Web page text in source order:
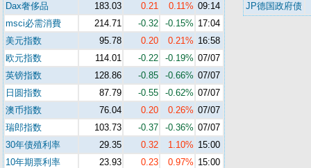
Dax奢侈品
183.03 0.21 0.11% 09:14
msci必需消費
214.71 -0.32 -0.15% 17:04
美元指数
95.78 0.20 0.21% 16:58
欧元指数
114.01 -0.22 -0.19% 07/07
英镑指数
128.86 -0.85 -0.66% 07/07
日圆指数
87.79 -0.55 -0.62% 07/07
澳币指数
76.04 0.20 0.26% 07/07
瑞郎指数
103.73 -0.37 -0.36% 07/07
30年债殖利率
29.35 0.32 1.10% 15:00
10年期票利率
23.93 0.23 0.97% 15:00
JP德国政府债